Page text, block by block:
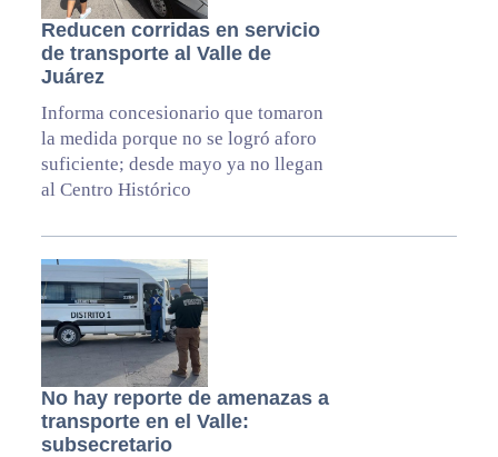
Reducen corridas en servicio
de transporte al Valle de
Juárez
Informa concesionario que tomaron
la medida porque no se logró aforo
suficiente; desde mayo ya no llegan
al Centro Histórico
No hay reporte de amenazas a
transporte en el Valle:
subsecretario